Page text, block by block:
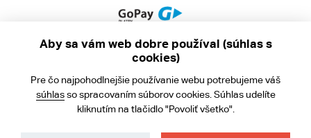
Obchodné podmienky
Ochrana osobných údajov
Aby sa vám web dobre používal (súhlas s
cookies)
Pre čo najpohodlnejšie používanie webu potrebujeme váš
súhlasso spracovaním súborov cookies. Súhlas udelíte
kliknutím na tlačidlo "Povoliť všetko".